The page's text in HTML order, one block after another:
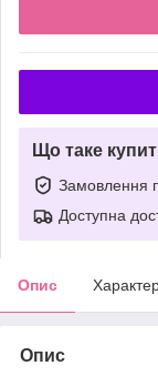
Що таке
Замовлення
Доступна
Опис
Опис